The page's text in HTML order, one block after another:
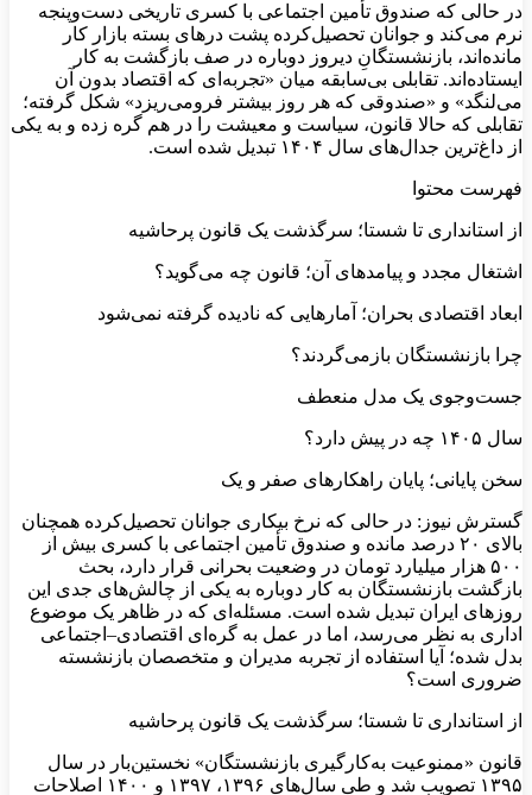
در حالی‌ که صندوق تأمین اجتماعی با کسری تاریخی دست‌وپنجه
نرم می‌کند و جوانان تحصیل‌کرده پشت درهای بسته بازار کار
مانده‌اند، بازنشستگانِ دیروز دوباره در صف بازگشت به کار
ایستاده‌اند. تقابلی بی‌سابقه میان «تجربه‌ای که اقتصاد بدون آن
می‌لنگد» و «صندوقی که هر روز بیشتر فرومی‌ریزد» شکل گرفته؛
تقابلی که حالا قانون، سیاست و معیشت را در هم گره زده و به یکی
از داغ‌ترین جدال‌های سال ۱۴۰۴ تبدیل شده است.
فهرست محتوا
از استانداری تا شستا؛ سرگذشت یک قانون پرحاشیه
اشتغال مجدد و پیامدهای آن؛ قانون چه می‌گوید؟
ابعاد اقتصادی بحران؛ آمارهایی که نادیده گرفته نمی‌شود
چرا بازنشستگان بازمی‌گردند؟
جست‌وجوی یک مدل منعطف
سال ۱۴۰۵ چه در پیش دارد؟
سخن پایانی؛ پایان راهکارهای صفر و یک
گسترش نیوز: در حالی که نرخ بیکاری جوانان تحصیل‌کرده همچنان
بالای ۲۰ درصد مانده و صندوق تأمین اجتماعی با کسری بیش از
۵۰۰ هزار میلیارد تومان در وضعیت بحرانی قرار دارد، بحث
بازگشت بازنشستگان به کار دوباره به یکی از چالش‌های جدی این
روزهای ایران تبدیل شده است. مسئله‌ای که در ظاهر یک موضوع
اداری به نظر می‌رسد، اما در عمل به گره‌ای اقتصادی–اجتماعی
بدل شده؛ آیا استفاده از تجربه مدیران و متخصصان بازنشسته
ضروری است؟
از استانداری تا شستا؛ سرگذشت یک قانون پرحاشیه
قانون «ممنوعیت به‌کارگیری بازنشستگان» نخستین‌بار در سال
۱۳۹۵ تصویب شد و طی سال‌های ۱۳۹۶، ۱۳۹۷ و ۱۴۰۰ اصلاحات